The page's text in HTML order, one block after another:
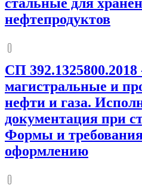
стальные для
нефтепродуктов
СП 392.1325800.2018
магистральные и
нефти и газа.
документация при
Формы и
оформлению